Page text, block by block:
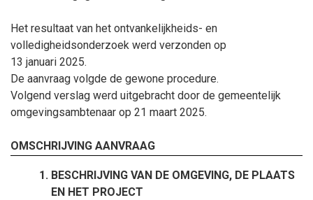
Het resultaat van het ontvankelijkheids- en
volledigheidsonderzoek werd verzonden op
13 januari 2025.
De aanvraag volgde de gewone procedure.
Volgend verslag werd uitgebracht door de gemeentelijk
omgevingsambtenaar op 21 maart 2025.
OMSCHRIJVING AANVRAAG
BESCHRIJVING VAN DE OMGEVING, DE PLAATS
EN HET PROJECT